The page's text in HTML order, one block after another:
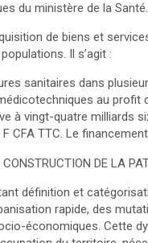
du ministère de la Santé.
de biens et
Il s’agit :
sanitaires dans
au
à vingt-quatre
CFA TTC. Le
DE LA
définition et
rapide, des
économiques. Cette